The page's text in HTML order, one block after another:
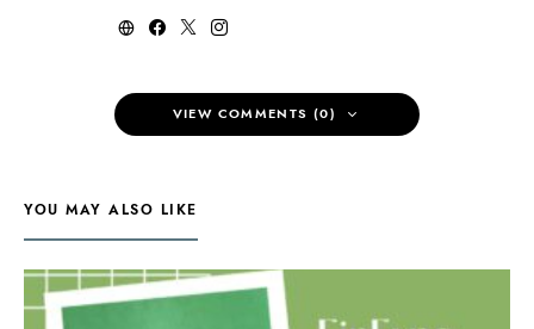
VIEW COMMENTS (0)
YOU MAY ALSO LIKE